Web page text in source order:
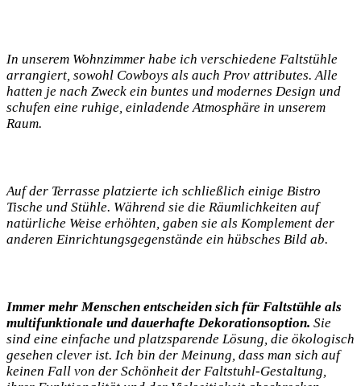
In‌ unserem Wohnzimmer​ habe ich‍ verschiedene​ Faltstühle
arrangiert, sowohl Cowboys als auch Prov ⁤attributes. Alle
hatten je​ nach Zweck⁤ ein buntes und⁢ modernes Design und
schufen eine ruhige, ‍einladende Atmosphäre in ​unserem
Raum.
Auf der Terrasse platzierte ich schließlich einige​ Bistro
Tische und Stühle. Während sie ‌die Räumlichkeiten auf
natürliche Weise erhöhten, gaben sie als Komplement der
anderen Einrichtungsgegenstände ein hübsches Bild ab.
Immer ⁤mehr⁢ Menschen entscheiden sich für Faltstühle als
multifunktionale und ‍dauerhafte Dekorationsoption. Sie
sind eine einfache und ⁣platzsparende Lösung, die ökologisch
gesehen ⁢clever ist. Ich bin der Meinung, dass man sich ⁢auf
keinen Fall von ‍der Schönheit⁢ der Faltstuhl-Gestaltung,